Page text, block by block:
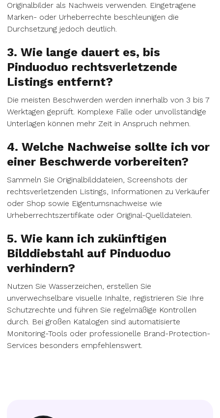
Originalbilder als Nachweis verwenden. Eingetragene
Marken- oder Urheberrechte beschleunigen die
Durchsetzung jedoch deutlich.
3. Wie lange dauert es, bis
Pinduoduo rechtsverletzende
Listings entfernt?
Die meisten Beschwerden werden innerhalb von 3 bis 7
Werktagen geprüft. Komplexe Fälle oder unvollständige
Unterlagen können mehr Zeit in Anspruch nehmen.
4. Welche Nachweise sollte ich vor
einer Beschwerde vorbereiten?
Sammeln Sie Originalbilddateien, Screenshots der
rechtsverletzenden Listings, Informationen zu Verkäufer
oder Shop sowie Eigentumsnachweise wie
Urheberrechtszertifikate oder Original-Quelldateien.
5. Wie kann ich zukünftigen
Bilddiebstahl auf Pinduoduo
verhindern?
Nutzen Sie Wasserzeichen, erstellen Sie
unverwechselbare visuelle Inhalte, registrieren Sie Ihre
Schutzrechte und führen Sie regelmäßige Kontrollen
durch. Bei großen Katalogen sind automatisierte
Monitoring-Tools oder professionelle Brand-Protection-
Services besonders empfehlenswert.